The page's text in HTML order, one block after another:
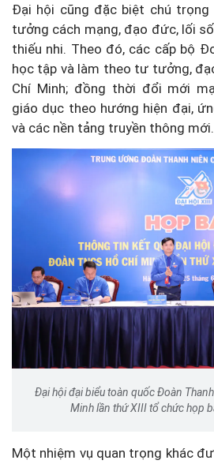
Đại hội cũng đặc biệt chú
tưởng cách mạng, đạo đức, lối
thiếu nhi. Theo đó, các cấp bộ
học tập và làm theo tư tưởng,
Chí Minh; đồng thời đổi mới
giáo dục theo hướng hiện đại,
và các nền tảng truyền thông mới.
Đại hội đại biểu toàn quốc Đoàn
Minh lần thứ XIII tổ chức họp
Một nhiệm vụ quan trọng khác